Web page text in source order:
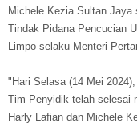
Michele Kezia Sultan Jaya
Tindak Pidana Pencucian
Limpo selaku Menteri
"Hari Selasa (14 Mei
Tim Penyidik telah selesai
Harly Lafian dan Michele